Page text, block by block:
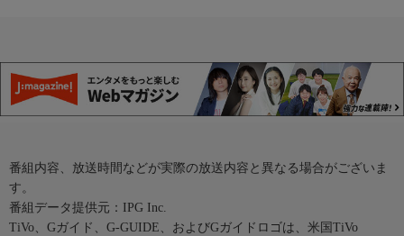
番組内容、放送時間などが実際の放送内容と異なる場合がございま
す。
番組データ提供元：IPG Inc.
TiVo、Gガイド、G-GUIDE、およびGガイドロゴは、米国TiVo